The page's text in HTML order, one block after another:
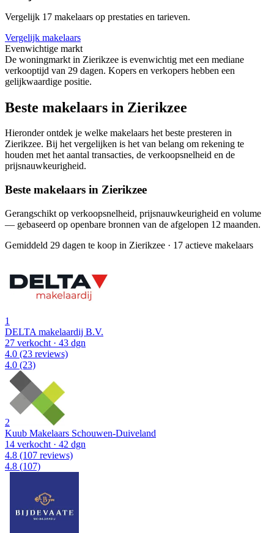
Vergelijk 17 makelaars op prestaties en tarieven.
Vergelijk makelaars
Evenwichtige markt
De woningmarkt in Zierikzee is evenwichtig met een mediane
verkooptijd van 29 dagen. Kopers en verkopers hebben een
gelijkwaardige positie.
Beste makelaars in Zierikzee
Hieronder ontdek je welke makelaars het beste presteren in
Zierikzee. Bij het vergelijken is het van belang om rekening te
houden met het aantal transacties, de verkoopsnelheid en de
prijsnauwkeurigheid.
Beste makelaars in Zierikzee
Gerangschikt op verkoopsnelheid, prijsnauwkeurigheid en volume
— gebaseerd op openbare bronnen van de afgelopen 12 maanden.
Gemiddeld 29 dagen te koop in Zierikzee · 17 actieve makelaars
1
DELTA makelaardij B.V.
27 verkocht · 43 dgn
4.0 (23 reviews)
4.0 (23)
2
Kuub Makelaars Schouwen-Duiveland
14 verkocht · 42 dgn
4.8 (107 reviews)
4.8 (107)